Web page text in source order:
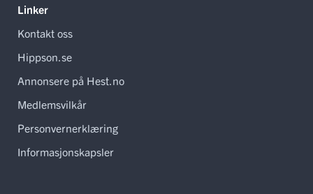
Linker
Kontakt oss
Hippson.se
Annonsere på Hest.no
Medlemsvilkår
Personvernerklæring
Informasjonskapsler